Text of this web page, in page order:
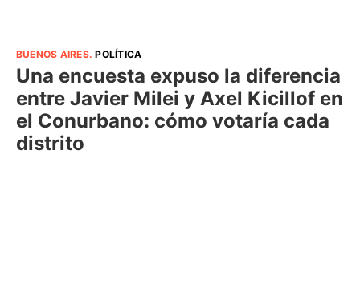
BUENOS AIRES.POLÍTICA
Una encuesta expuso la diferencia
entre Javier Milei y Axel Kicillof en
el Conurbano: cómo votaría cada
distrito